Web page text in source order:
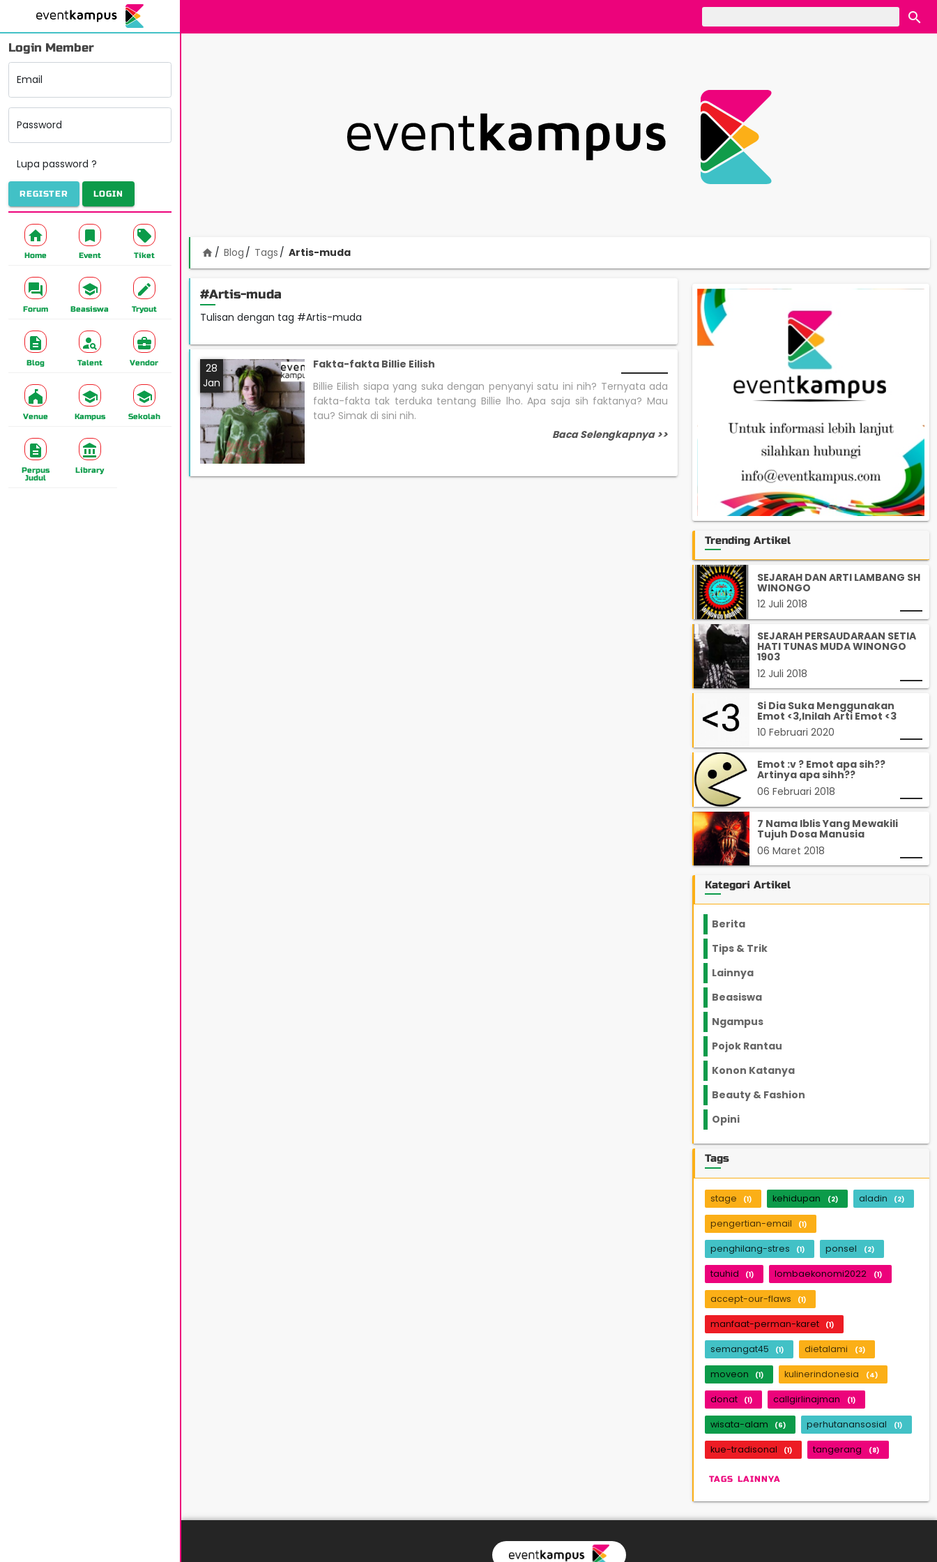
Login Member
Email
Password
Lupa password ?
REGISTER LOGIN
Home Event Tiket
Forum Beasiswa Tryout
Blog Talent Vendor
Venue Kampus Sekolah
Perpus
Judul
Library
home Blog Tags Artis-muda
#Artis-muda
Tulisan dengan tag #Artis-muda
28
Jan
Fakta-fakta Billie Eilish
Billie Eilish siapa yang suka dengan penyanyi satu ini nih? Ternyata ada
fakta-fakta tak terduka tentang Billie lho. Apa saja sih faktanya? Mau
tau? Simak di sini nih.
Baca Selengkapnya >>
Trending Artikel
SEJARAH DAN ARTI LAMBANG SH
WINONGO
12 Juli 2018
SEJARAH PERSAUDARAAN SETIA
HATI TUNAS MUDA WINONGO
1903
12 Juli 2018
Si Dia Suka Menggunakan
Emot <3,Inilah Arti Emot <3
10 Februari 2020
Emot :v ? Emot apa sih??
Artinya apa sihh??
06 Februari 2018
7 Nama Iblis Yang Mewakili
Tujuh Dosa Manusia
06 Maret 2018
Kategori Artikel
Berita
Tips & Trik
Lainnya
Beasiswa
Ngampus
Pojok Rantau
Konon Katanya
Beauty & Fashion
Opini
Tags
stage (1) kehidupan (2) aladin (2)
pengertian-email (1)
penghilang-stres (1) ponsel (2)
tauhid (1) lombaekonomi2022 (1)
accept-our-flaws (1)
manfaat-perman-karet (1)
semangat45 (1) dietalami (3)
moveon (1) kulinerindonesia (4)
donat (1) callgirlinajman (1)
wisata-alam (6) perhutanansosial (1)
kue-tradisonal (1) tangerang (8)
TAGS LAINNYA